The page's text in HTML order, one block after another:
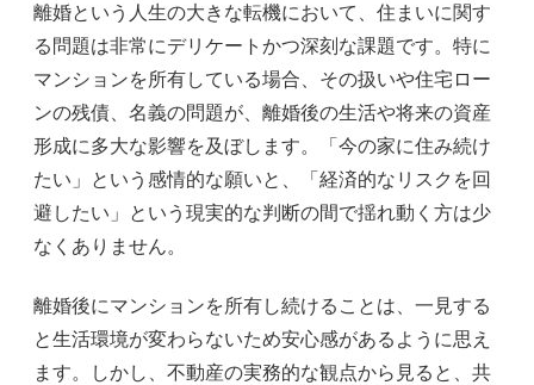
離婚という人生の大きな転機において、住まいに関す
る問題は非常にデリケートかつ深刻な課題です。特に
マンションを所有している場合、その扱いや住宅ロー
ンの残債、名義の問題が、離婚後の生活や将来の資産
形成に多大な影響を及ぼします。「今の家に住み続け
たい」という感情的な願いと、「経済的なリスクを回
避したい」という現実的な判断の間で揺れ動く方は少
なくありません。
離婚後にマンションを所有し続けることは、一見する
と生活環境が変わらないため安心感があるように思え
ます。しかし、不動産の実務的な観点から見ると、共